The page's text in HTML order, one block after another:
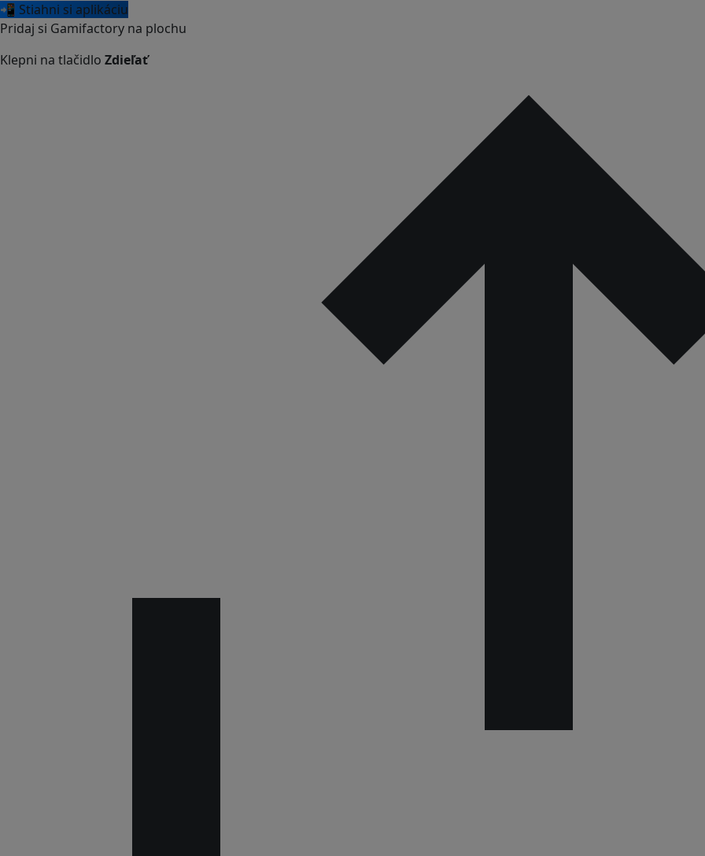
📲 Stiahni si aplikáciu
Pridaj si Gamifactory na plochu
Klepni na tlačidlo Zdieľať